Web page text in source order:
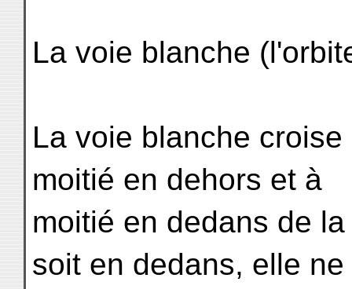
La voie blanche
La voie blanche
moitié en dehors et à
moitié en dedans de
soit en dedans, elle ne